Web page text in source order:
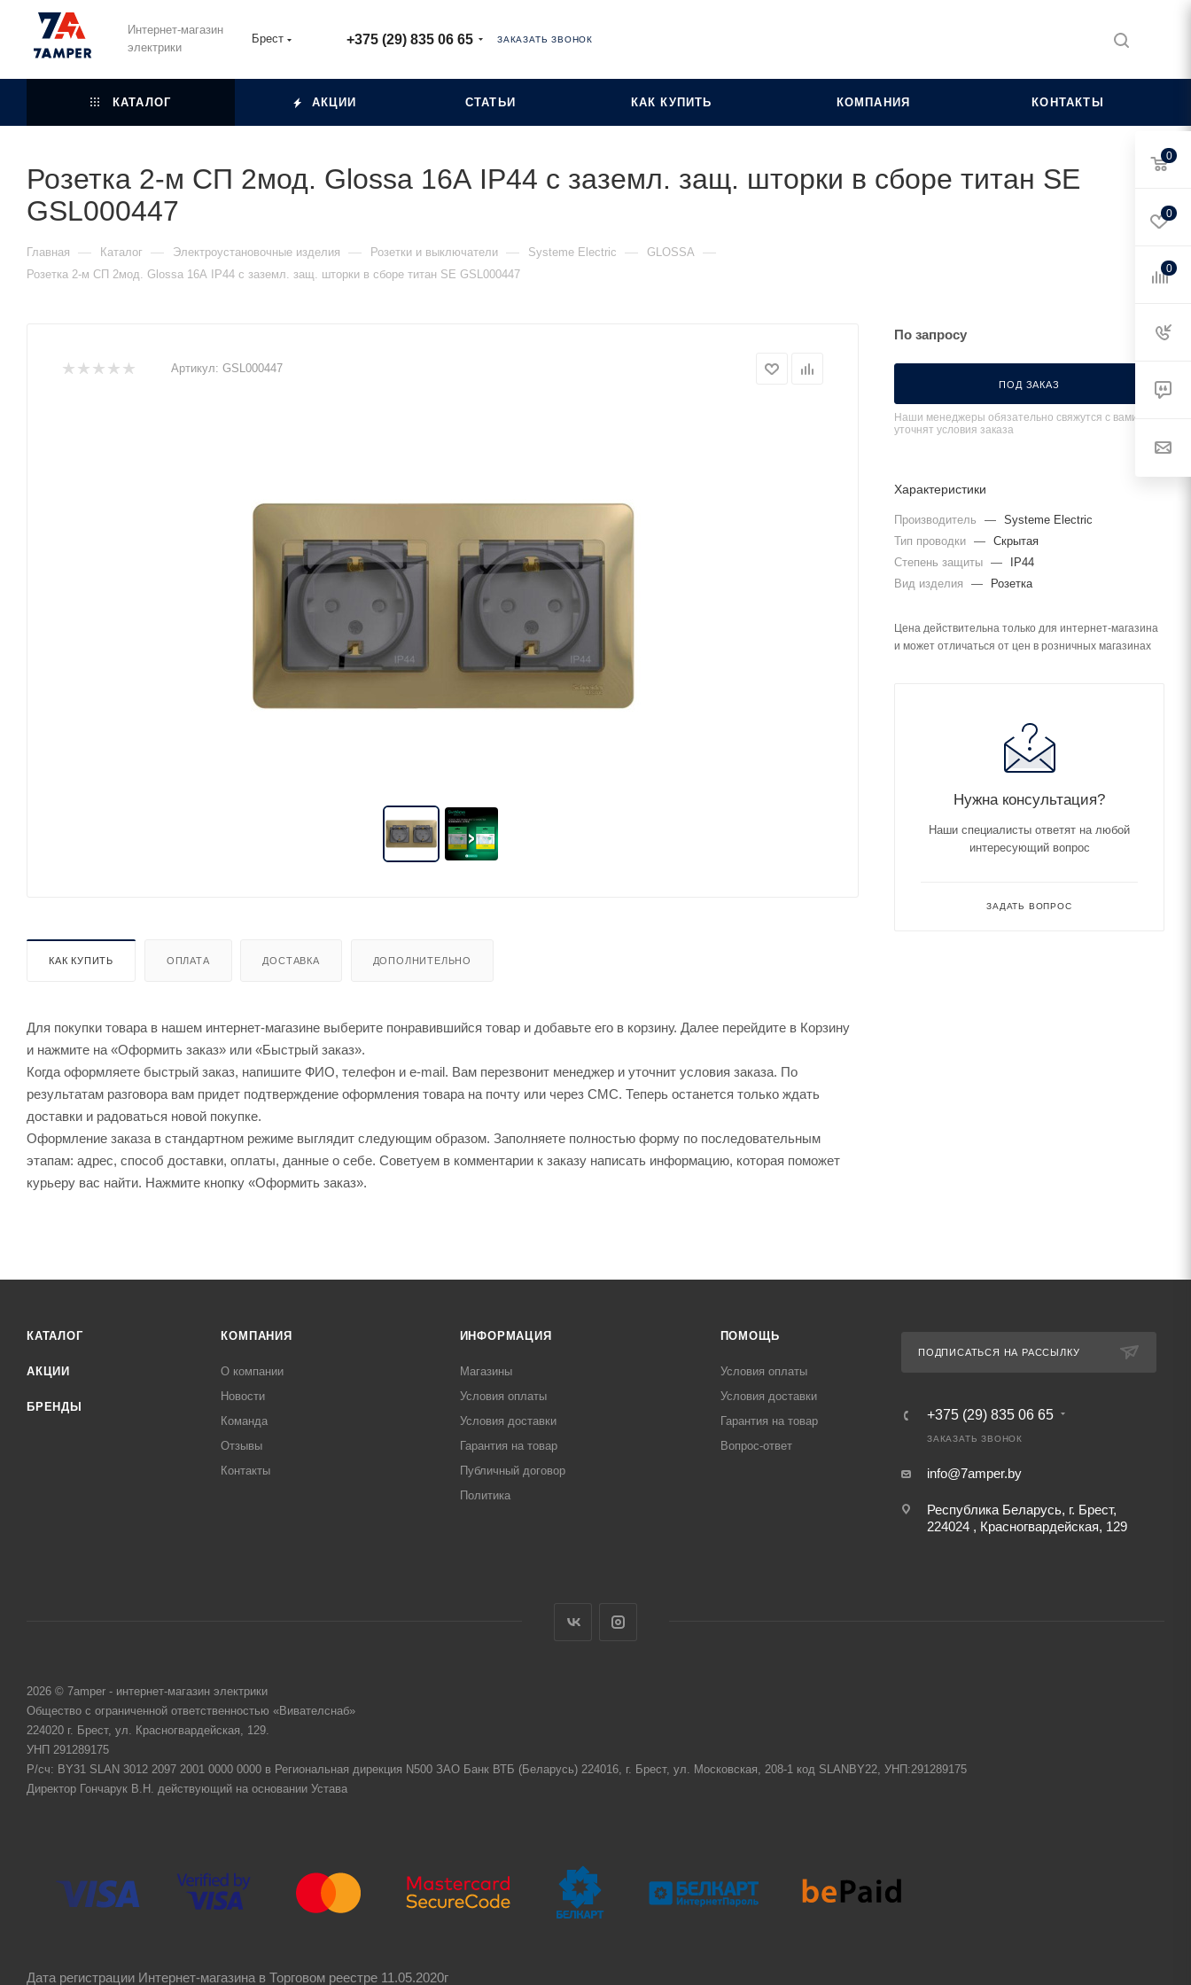
Интернет-магазин
электрики
Брест +375 (29) 835 06 65 ЗАКАЗАТЬ ЗВОНОК
КАТАЛОГ АКЦИИ СТАТЬИ КАК КУПИТЬ КОМПАНИЯ КОНТАКТЫ
Розетка 2-м СП 2мод. Glossa 16А IP44 с заземл. защ. шторки в сборе титан SE
GSL000447
Главная — Каталог — Электроустановочные изделия — Розетки и выключатели — Systeme Electric — GLOSSA —
Розетка 2-м СП 2мод. Glossa 16А IP44 с заземл. защ. шторки в сборе титан SE GSL000447
Артикул: GSL000447
КАК КУПИТЬ ОПЛАТА ДОСТАВКА ДОПОЛНИТЕЛЬНО
Для покупки товара в нашем интернет-магазине выберите понравившийся товар и добавьте его в корзину. Далее перейдите в Корзину
и нажмите на «Оформить заказ» или «Быстрый заказ».
Когда оформляете быстрый заказ, напишите ФИО, телефон и e-mail. Вам перезвонит менеджер и уточнит условия заказа. По
результатам разговора вам придет подтверждение оформления товара на почту или через СМС. Теперь останется только ждать
доставки и радоваться новой покупке.
Оформление заказа в стандартном режиме выглядит следующим образом. Заполняете полностью форму по последовательным
этапам: адрес, способ доставки, оплаты, данные о себе. Советуем в комментарии к заказу написать информацию, которая поможет
курьеру вас найти. Нажмите кнопку «Оформить заказ».
По запросу
ПОД ЗАКАЗ
Наши менеджеры обязательно свяжутся с вами и
уточнят условия заказа
Характеристики
Производитель — Systeme Electric
Тип проводки — Скрытая
Степень защиты —
IP44
Вид изделия
— Розетка
Цена действительна только для интернет-магазина
и может отличаться от цен в розничных магазинах
Нужна консультация?
Наши специалисты ответят на любой
интересующий вопрос
ЗАДАТЬ ВОПРОС
КАТАЛОГ
АКЦИИ
БРЕНДЫ
КОМПАНИЯ
О компании
Новости
Команда
Отзывы
Контакты
ИНФОРМАЦИЯ
Магазины
Условия оплаты
Условия доставки
Гарантия на товар
Публичный договор
Политика
ПОМОЩЬ
Условия оплаты
Условия доставки
Гарантия на товар
Вопрос-ответ
ПОДПИСАТЬСЯ НА РАССЫЛКУ
+375 (29) 835 06 65
ЗАКАЗАТЬ ЗВОНОК
info@7amper.by
Республика Беларусь, г. Брест,
224024 , Красногвардейская, 129
2026 © 7amper - интернет-магазин электрики
Общество с ограниченной ответственностью «Вивателснаб»
224020 г. Брест, ул. Красногвардейская, 129.
УНП 291289175
Р/сч: BY31 SLAN 3012 2097 2001 0000 0000 в Региональная дирекция N500 ЗАО Банк ВТБ (Беларусь) 224016, г. Брест, ул. Московская, 208-1 код SLANBY22, УНП:291289175
Директор Гончарук В.Н. действующий на основании Устава
Дата регистрации Интернет-магазина в Торговом реестре 11.05.2020г
0
0
0